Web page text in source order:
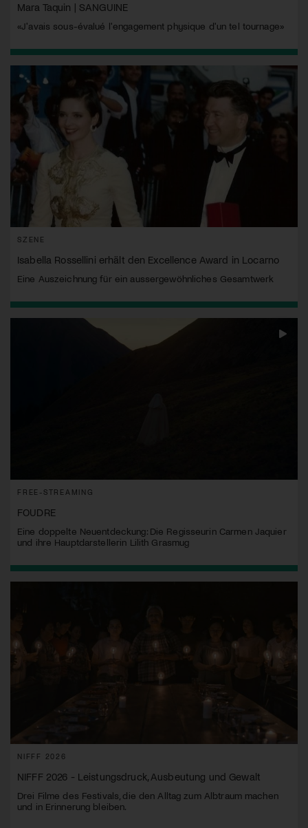
Mara Taquin | SANGUINE
«J'avais sous-évalué l'engagement physique d'un tel tournage»
SZENE
Isabella Rossellini erhält den Excellence Award in Locarno
Eine Auszeichnung für ein aussergewöhnliches Gesamtwerk
FREE-STREAMING
FOUDRE
Eine doppelte Neuentdeckung: Die Regisseurin Carmen Jaquier
und ihre Hauptdarstellerin Lilith Grasmug
NIFFF 2026
NIFFF 2026 - Leistungsdruck, Ausbeutung und Gewalt
Drei Filme des Festivals, die den Alltag zum Albtraum machen
und in Erinnerung bleiben.